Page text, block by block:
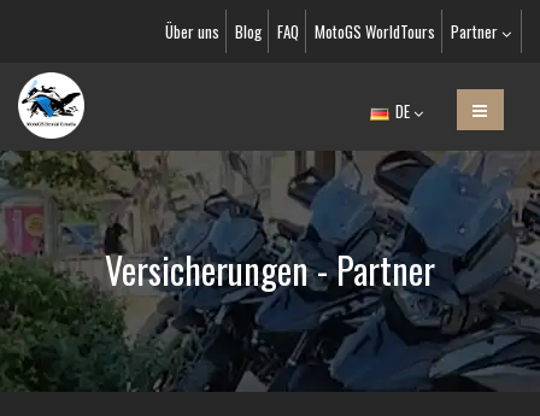
Über uns Blog FAQ MotoGS WorldTours Partner
DE
Versicherungen - Partner